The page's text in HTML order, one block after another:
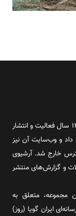
روز آنلاین روزنامه‌ای اینترنتی بود که پس از طول ۱۲ سال فعالیت و انتشار
خود پایان داد و وب‌سایت آن نیز
خارج شد. آرشیوی
و گزارش‌های منتشر
مجموعه، متعلق به
ایران گویا (روز)